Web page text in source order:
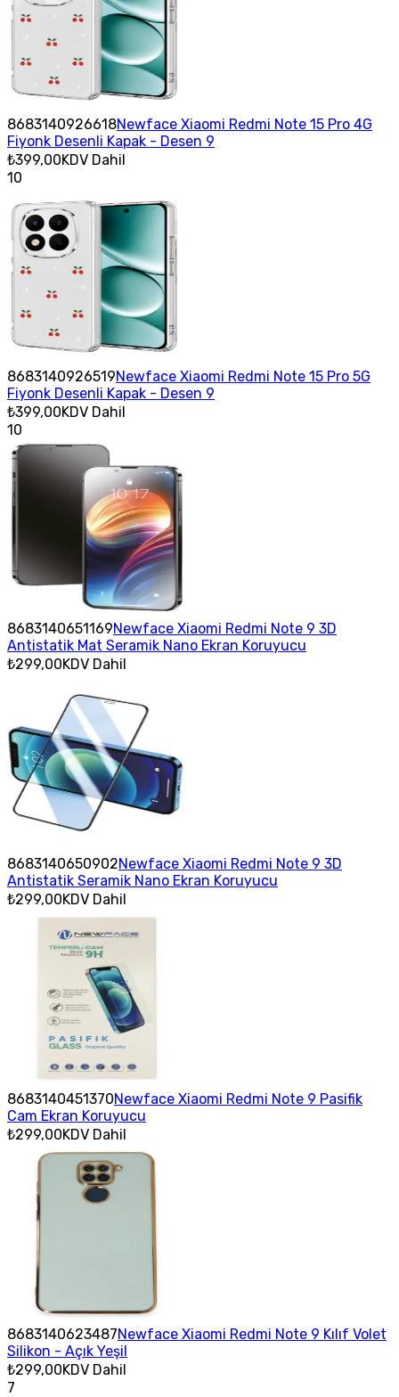
8683140926618Newface Xiaomi Redmi Note 15 Pro 4G
Fiyonk Desenli Kapak - Desen 9
₺399,00KDV Dahil
10
8683140926519Newface Xiaomi Redmi Note 15 Pro 5G
Fiyonk Desenli Kapak - Desen 9
₺399,00KDV Dahil
10
8683140651169Newface Xiaomi Redmi Note 9 3D
Antistatik Mat Seramik Nano Ekran Koruyucu
₺299,00KDV Dahil
8683140650902Newface Xiaomi Redmi Note 9 3D
Antistatik Seramik Nano Ekran Koruyucu
₺299,00KDV Dahil
8683140451370Newface Xiaomi Redmi Note 9 Pasifik
Cam Ekran Koruyucu
₺299,00KDV Dahil
8683140623487Newface Xiaomi Redmi Note 9 Kılıf Volet
Silikon - Açık Yeşil
₺299,00KDV Dahil
7